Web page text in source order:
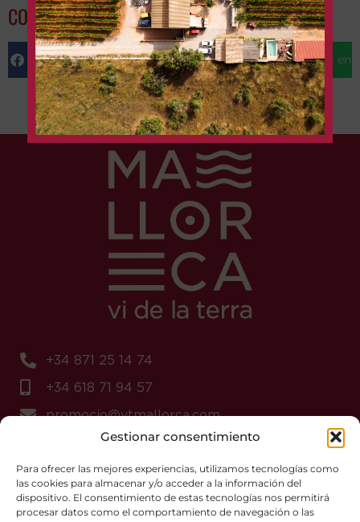
Gestionar consentimiento
Para ofrecer las mejores experiencias, utilizamos tecnologías como
las cookies para almacenar y/o acceder a la información del
dispositivo. El consentimiento de estas tecnologías nos permitirá
procesar datos como el comportamiento de navegación o las
COMPARTE ESTE ENLACE
Compartir en FacebookCompartir en TwitterCompartir en
+34 871 25 14 74
+34 618 71 94 57
promocio@vtmallorca.com
Aviso Legal